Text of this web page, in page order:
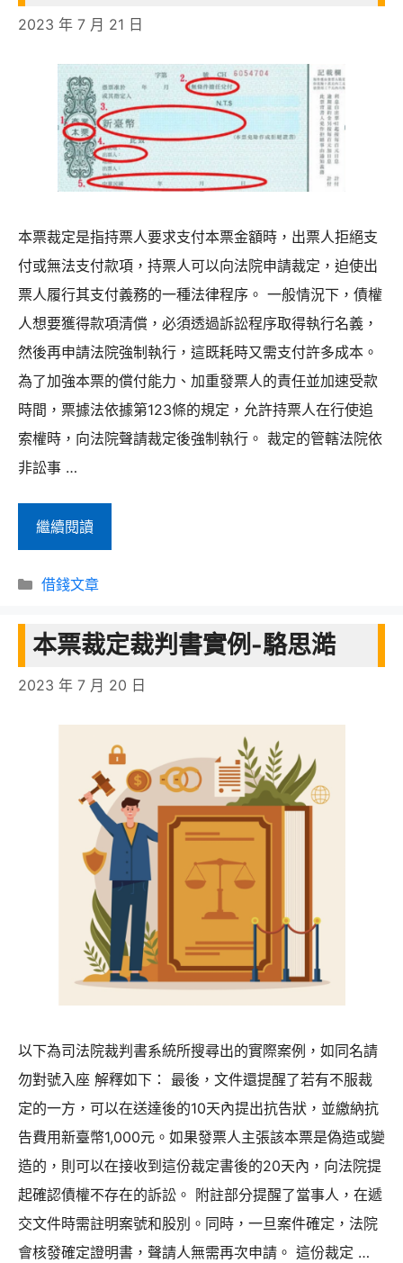
可
恥
|
如
何
應
背
信
借
貸
行
為
2023 年 7 月 21 日
本票裁定是指持票人要求支付本票金額時，出票人拒絕支
付或無法支付款項，持票人可以向法院申請裁定，迫使出
票人履行其支付義務的一種法律程序。 一般情況下，債權
人想要獲得款項清償，必須透過訴訟程序取得執行名義，
然後再申請法院強制執行，這既耗時又需支付許多成本。
為了加強本票的償付能力、加重發票人的責任並加速受款
時間，票據法依據第123條的規定，允許持票人在行使追
索權時，向法院聲請裁定後強制執行。 裁定的管轄法院依
非訟事 …
繼續閱讀本
票
裁
是
麼？
對
沒
錢
怎
麼
辦？
分
借錢文章
本票裁定裁判書實例-駱思澔
2023 年 7 月 20 日
以下為司法院裁判書系統所搜尋出的實際案例，如同名請
勿對號入座 解釋如下： 最後，文件還提醒了若有不服裁
定的一方，可以在送達後的10天內提出抗告狀，並繳納抗
告費用新臺幣1,000元。如果發票人主張該本票是偽造或變
造的，則可以在接收到這份裁定書後的20天內，向法院提
起確認債權不存在的訴訟。 附註部分提醒了當事人，在遞
交文件時需註明案號和股別。同時，一旦案件確定，法院
會核發確定證明書，聲請人無需再次申請。 這份裁定 …